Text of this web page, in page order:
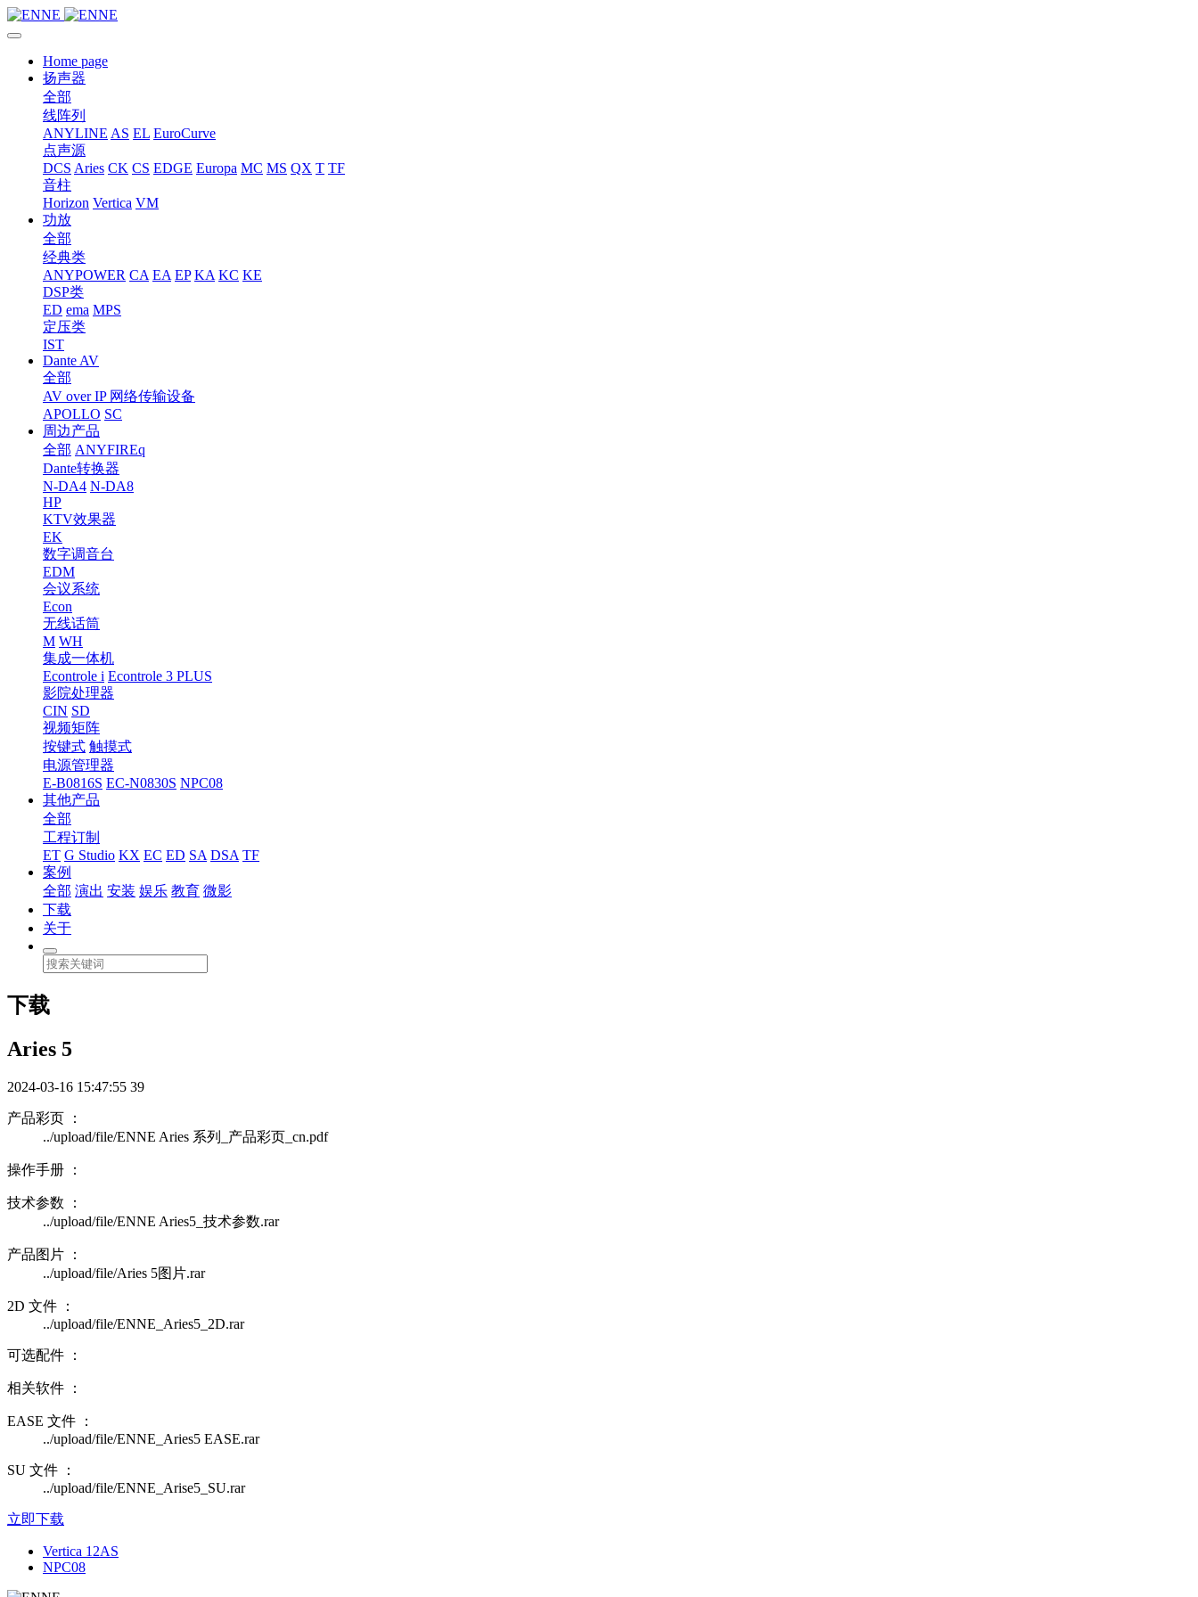
Home page
扬声器
全部
线阵列
ANYLINE AS EL EuroCurve
点声源
DCS Aries CK CS EDGE Europa MC MS QX T TF
音柱
Horizon Vertica VM
功放
全部
经典类
ANYPOWER CA EA EP KA KC KE
DSP类
ED ema MPS
定压类
IST
Dante AV
全部
AV over IP 网络传输设备
APOLLO SC
周边产品
全部 ANYFIREq
Dante转换器
N-DA4 N-DA8
HP
KTV效果器
EK
数字调音台
EDM
会议系统
Econ
无线话筒
M WH
集成一体机
Econtrole i Econtrole 3 PLUS
影院处理器
CIN SD
视频矩阵
按键式 触摸式
电源管理器
E-B0816S EC-N0830S NPC08
其他产品
全部
工程订制
ET G Studio KX EC ED SA DSA TF
案例
全部 演出 安装 娱乐 教育 微影
下载
关于
下载
Aries 5
2024-03-16 15:47:55 39
产品彩页 ：
../upload/file/ENNE Aries 系列_产品彩页_cn.pdf
操作手册 ：
技术参数 ：
../upload/file/ENNE Aries5_技术参数.rar
产品图片 ：
../upload/file/Aries 5图片.rar
2D 文件 ：
../upload/file/ENNE_Aries5_2D.rar
可选配件 ：
相关软件 ：
EASE 文件 ：
../upload/file/ENNE_Aries5 EASE.rar
SU 文件 ：
../upload/file/ENNE_Arise5_SU.rar
立即下载
Vertica 12AS
NPC08